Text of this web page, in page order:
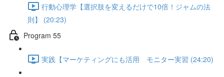
行動心理学【選択肢を変えるだけで10倍！ジャムの法
則】 (20:23)
Program 55
実践【マーケティングにも活用 モニター実習 (24:20)